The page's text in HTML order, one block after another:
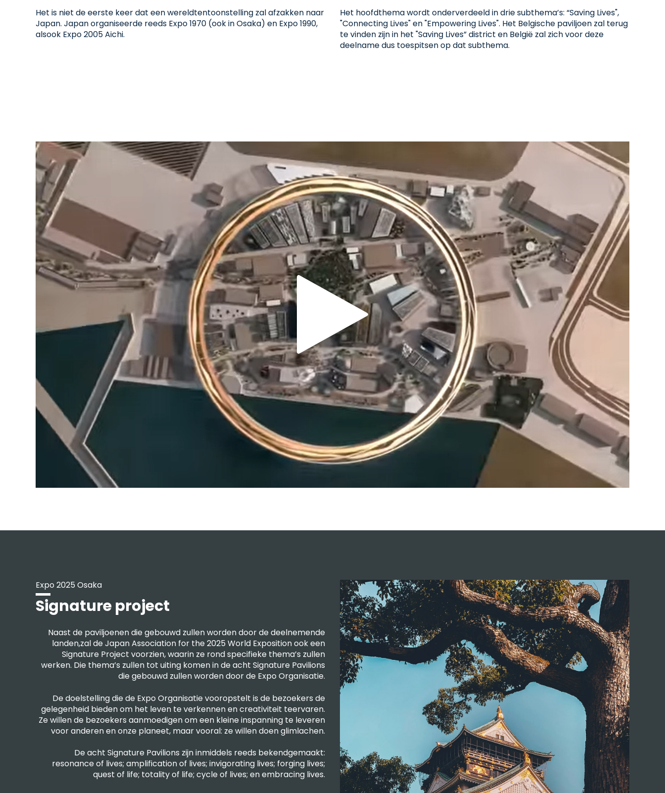
Het is niet de eerste keer dat een wereldtentoonstelling zal afzakken naar
Japan. Japan organiseerde reeds Expo 1970 (ook in Osaka) en Expo 1990,
alsook Expo 2005 Aichi.
Het hoofdthema wordt onderverdeeld in drie subthema’s: “Saving Lives",
"Connecting Lives" en "Empowering Lives". Het Belgische paviljoen zal terug
te vinden zijn in het "Saving Lives” district en België zal zich voor deze
deelname dus toespitsen op dat subthema.
Expo 2025 Osaka
Signature project
Naast de paviljoenen die gebouwd zullen worden door de deelnemende
landen,zal de Japan Association for the 2025 World Exposition ook een
Signature Project voorzien, waarin ze rond specifieke thema’s zullen
werken. Die thema’s zullen tot uiting komen in de acht Signature Pavilions
die gebouwd zullen worden door de Expo Organisatie.
De doelstelling die de Expo Organisatie vooropstelt is de bezoekers de
gelegenheid bieden om het leven te verkennen en creativiteit teervaren.
Ze willen de bezoekers aanmoedigen om een kleine inspanning te leveren
voor anderen en onze planeet, maar vooral: ze willen doen glimlachen.
De acht Signature Pavilions zijn inmiddels reeds bekendgemaakt:
resonance of lives; amplification of lives; invigorating lives; forging lives;
quest of life; totality of life; cycle of lives; en embracing lives.